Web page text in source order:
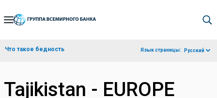
Skip
Navigation
Что такое бедность Язык страницы: Русский
Tajikistan - EUROPE